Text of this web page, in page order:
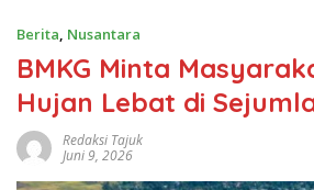
Berita, Nusantara
BMKG Minta
Hujan Lebat di
Redaksi Tajuk
Juni 9, 2026